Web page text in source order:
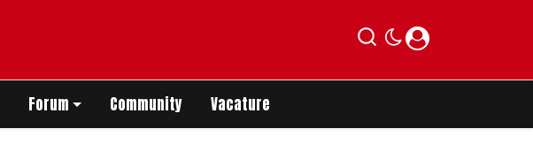
Forum Community Vacature